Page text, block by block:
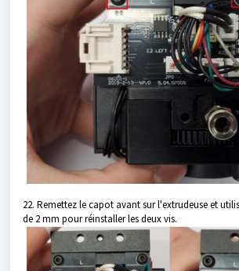
22. Remettez le capot avant sur l'extrudeuse et
de 2 mm pour réinstaller les deux vis.